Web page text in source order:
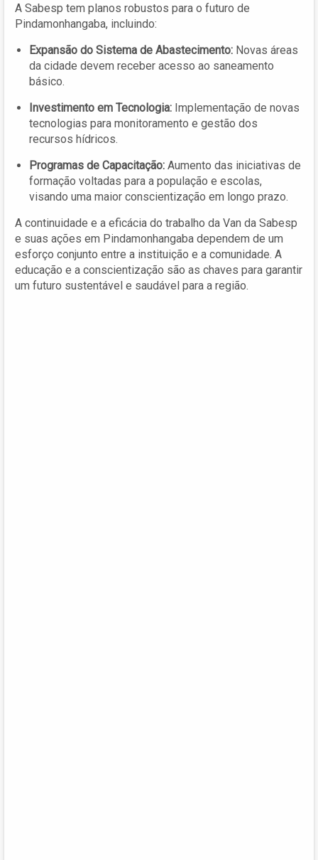
A Sabesp tem planos robustos para o futuro de
Pindamonhangaba, incluindo:
Expansão do Sistema de Abastecimento: Novas áreas
da cidade devem receber acesso ao saneamento
básico.
Investimento em Tecnologia: Implementação de novas
tecnologias para monitoramento e gestão dos
recursos hídricos.
Programas de Capacitação: Aumento das iniciativas de
formação voltadas para a população e escolas,
visando uma maior conscientização em longo prazo.
A continuidade e a eficácia do trabalho da Van da Sabesp
e suas ações em Pindamonhangaba dependem de um
esforço conjunto entre a instituição e a comunidade. A
educação e a conscientização são as chaves para garantir
um futuro sustentável e saudável para a região.